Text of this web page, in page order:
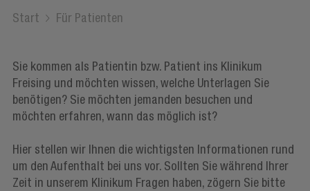
Start Für Patienten
Sie kommen als Patientin bzw. Patient ins Klinikum
Freising und möchten wissen, welche Unterlagen Sie
benötigen? Sie möchten jemanden besuchen und
möchten erfahren, wann das möglich ist?
Hier stellen wir Ihnen die wichtigsten Informationen rund
um den Aufenthalt bei uns vor. Sollten Sie während Ihrer
Zeit in unserem Klinikum Fragen haben, zögern Sie bitte